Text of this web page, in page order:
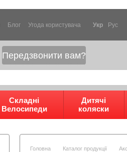
Блог Угода користувача Укр
Рус
Передзвонити вам?
Складні
Велосипеди
Дитячі
коляски
Головна Каталог продукції